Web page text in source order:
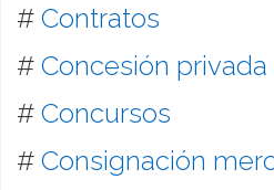
# Contratos
# Concesión
# Concursos
# Consignación